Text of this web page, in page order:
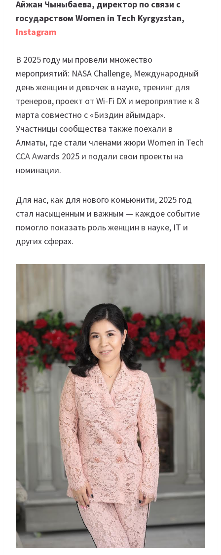
Айжан Чыныбаева, директор по связи с
государством Women in Tech Kyrgyzstan,
Instagram
В 2025 году мы провели множество
мероприятий: NASA Challenge, Международный
день женщин и девочек в науке, тренинг для
тренеров, проект от Wi-Fi DX и мероприятие к 8
марта совместно с «Биздин айымдар».
Участницы сообщества также поехали в
Алматы, где стали членами жюри Women in Tech
CCA Awards 2025 и подали свои проекты на
номинации.
Для нас, как для нового комьюнити, 2025 год
стал насыщенным и важным — каждое событие
помогло показать роль женщин в науке, IT и
других сферах.